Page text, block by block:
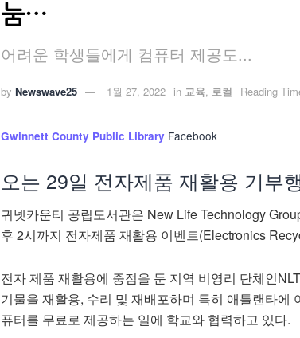
눔…
어려운 학생들에게 컴퓨터 제공도...
by Newswave25 1월 27, 2022 in 교육, 로컬 Reading
Gwinnett County Public Library Facebook
오는 29일 전자제품 재활용 기부
귀넷카운티 공립도서관은 New Life Technology
후 2시까지 전자제품 재활용 이벤트(Electronics
전자 제품 재활용에 중점을 둔 지역 비영리 단체인
기물을 재활용, 수리 및 재배포하며 특히 애틀랜타에
퓨터를 무료로 제공하는 일에 학교와 협력하고 있다.